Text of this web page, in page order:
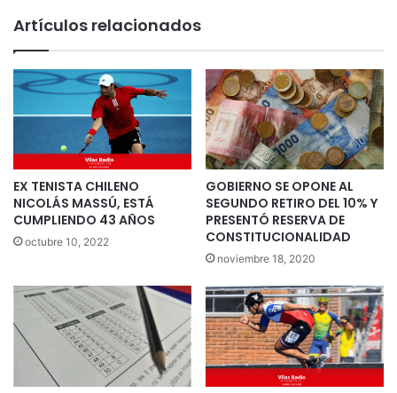
Artículos relacionados
EX TENISTA CHILENO
NICOLÁS MASSÚ, ESTÁ
CUMPLIENDO 43 AÑOS
octubre 10, 2022
GOBIERNO SE OPONE AL
SEGUNDO RETIRO DEL 10% Y
PRESENTÓ RESERVA DE
CONSTITUCIONALIDAD
noviembre 18, 2020